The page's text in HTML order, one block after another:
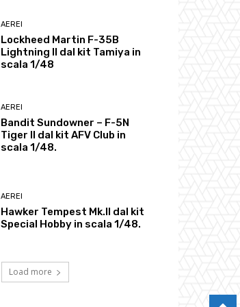
AEREI
Lockheed Martin F-35B
Lightning II dal kit Tamiya in
scala 1/48
AEREI
Bandit Sundowner – F-5N
Tiger II dal kit AFV Club in
scala 1/48.
AEREI
Hawker Tempest Mk.II dal kit
Special Hobby in scala 1/48.
Load more